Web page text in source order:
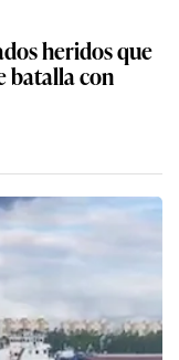
heridos que
batalla con